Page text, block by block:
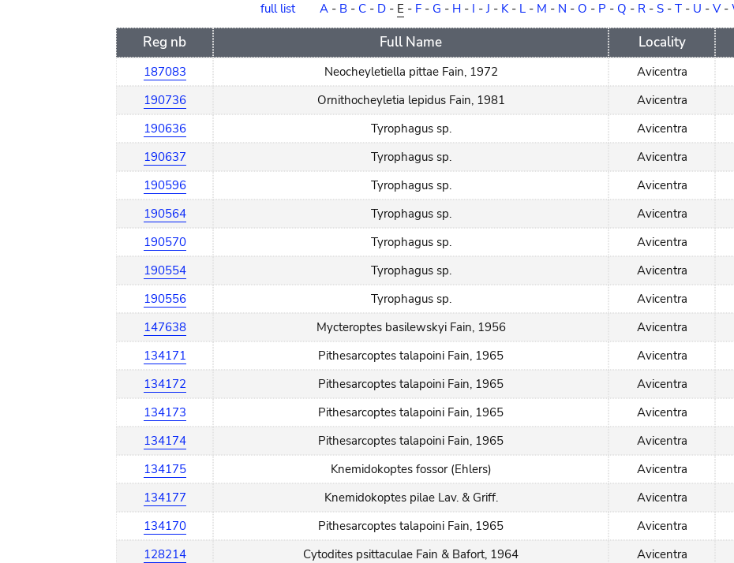
full list
A - B - C - D - E - F - G - H - I -J - K- L - M - N - O - P - Q - R - S - T - U - V-
Reg nb Full Name Locality
187083 Neocheyletiella pittae Fain, 1972 Avicentra
190736
Ornithocheyletia lepidus Fain, 1981 Avicentra
190636
Tyrophagus sp. Avicentra
190637
Tyrophagus sp. Avicentra
190596
Tyrophagus sp. Avicentra
190564
Tyrophagus sp. Avicentra
190570
Tyrophagus sp. Avicentra
190554
Tyrophagus sp. Avicentra
190556
Tyrophagus sp. Avicentra
147638
Mycteroptes basilewskyi Fain, 1956 Avicentra
134171
Pithesarcoptes talapoini Fain, 1965 Avicentra
134172
Pithesarcoptes talapoini Fain, 1965 Avicentra
134173
Pithesarcoptes talapoini Fain, 1965 Avicentra
134174
Pithesarcoptes talapoini Fain, 1965 Avicentra
134175
Knemidokoptes fossor (Ehlers) Avicentra
134177
Knemidokoptes pilae Lav. & Griff. Avicentra
134170
Pithesarcoptes talapoini Fain, 1965 Avicentra
128214
Cytodites psittaculae Fain & Bafort, 1964 Avicentra